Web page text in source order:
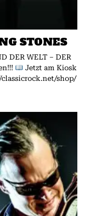
STONES
DER WELT – DER
Jetzt am Kiosk
shop/